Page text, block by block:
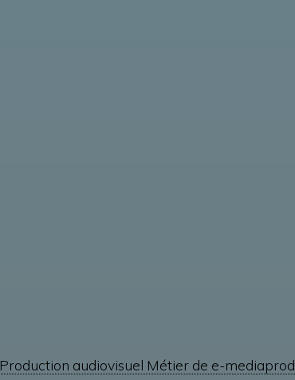
Production audiovisuel Métier de e-mediaprod